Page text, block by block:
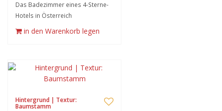
Das Badezimmer eines 4-Sterne-
Hotels in Österreich
in den Warenkorb legen
Hintergrund | Textur:
Baumstamm